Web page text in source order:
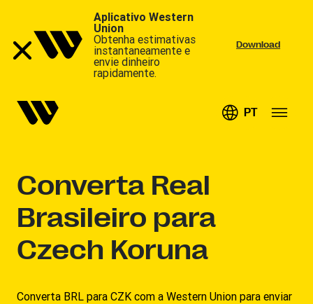
Aplicativo Western
Union
Obtenha estimativas
instantaneamente e
envie dinheiro
rapidamente.
Download
PT
Converta Real
Brasileiro para
Czech Koruna
Converta BRL para CZK com a Western Union para enviar